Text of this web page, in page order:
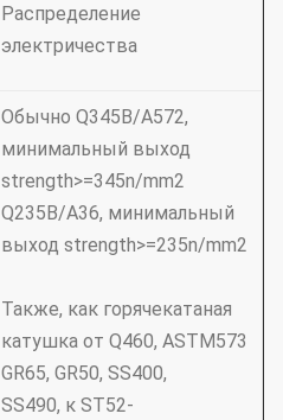
Распределение
электричества
Обычно Q345B/A572,
минимальный выход
strength>=345n/mm2
Q235B/A36, минимальный
выход strength>=235n/mm2
Также, как горячекатаная
катушка от Q460, ASTM573
GR65, GR50, SS400,
SS490, к ST52-